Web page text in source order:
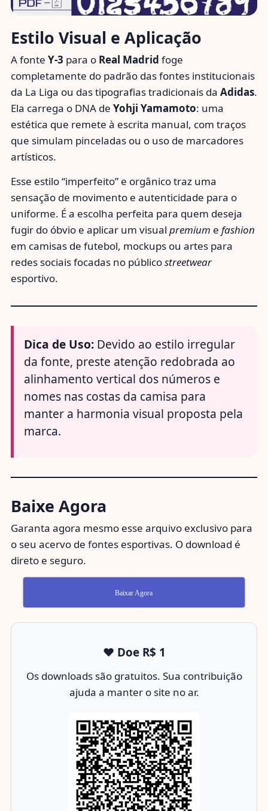
Estilo Visual e Aplicação
A fonte Y-3 para o Real Madrid foge
completamente do padrão das fontes institucionais
da La Liga ou das tipografias tradicionais da Adidas.
Ela carrega o DNA de Yohji Yamamoto: uma
estética que remete à escrita manual, com traços
que simulam pinceladas ou o uso de marcadores
artísticos.
Esse estilo “imperfeito” e orgânico traz uma
sensação de movimento e autenticidade para o
uniforme. É a escolha perfeita para quem deseja
fugir do óbvio e aplicar um visual premium e fashion
em camisas de futebol, mockups ou artes para
redes sociais focadas no públicostreetwear
esportivo.
Dica de Uso:Devido ao estilo irregular
da fonte, preste atenção redobrada ao
alinhamento vertical dos números e
nomes nas costas da camisa para
manter a harmonia visual proposta pela
marca.
Baixe Agora
Garanta agora mesmo esse arquivo exclusivo para
o seu acervo de fontes esportivas. O download é
direto e seguro.
Baixar Agora
❤️ Doe R$ 1
Os downloads são gratuitos. Sua contribuição
ajuda a manter o site no ar.